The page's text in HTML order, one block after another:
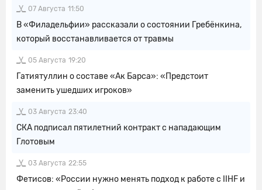
07 Августа 11:50
В «Филадельфии» рассказали о состоянии Гребёнкина,
который восстанавливается от травмы
05 Августа 19:20
Гатиятуллин о составе «Ак Барса»: «Предстоит
заменить ушедших игроков»
03 Августа 23:40
СКА подписал пятилетний контракт с нападающим
Глотовым
03 Августа 22:55
Фетисов: «России нужно менять подход к работе с IIHF и